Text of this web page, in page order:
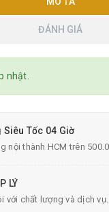
ĐÁNH GIÁ
nhật.
Siêu Tốc 04 Giờ
nội thành HCM trên
LÝ
với chất lượng và dịch vụ.